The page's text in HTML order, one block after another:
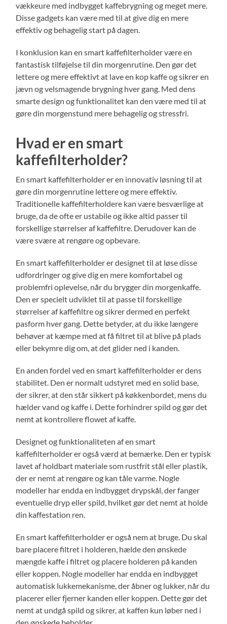
vækkeure med indbygget kaffebrygning og meget mere.
Disse gadgets kan være med til at give dig en mere
effektiv og behagelig start på dagen.
I konklusion kan en smart kaffefilterholder være en
fantastisk tilføjelse til din morgenrutine. Den gør det
lettere og mere effektivt at lave en kop kaffe og sikrer en
jævn og velsmagende brygning hver gang. Med dens
smarte design og funktionalitet kan den være med til at
gøre din morgenstund mere behagelig og stressfri.
Hvad er en smart
kaffefilterholder?
En smart kaffefilterholder er en innovativ løsning til at
gøre din morgenrutine lettere og mere effektiv.
Traditionelle kaffefilterholdere kan være besværlige at
bruge, da de ofte er ustabile og ikke altid passer til
forskellige størrelser af kaffefiltre. Derudover kan de
være svære at rengøre og opbevare.
En smart kaffefilterholder er designet til at løse disse
udfordringer og give dig en mere komfortabel og
problemfri oplevelse, når du brygger din morgenkaffe.
Den er specielt udviklet til at passe til forskellige
størrelser af kaffefiltre og sikrer dermed en perfekt
pasform hver gang. Dette betyder, at du ikke længere
behøver at kæmpe med at få filtret til at blive på plads
eller bekymre dig om, at det glider ned i kanden.
En anden fordel ved en smart kaffefilterholder er dens
stabilitet. Den er normalt udstyret med en solid base,
der sikrer, at den står sikkert på køkkenbordet, mens du
hælder vand og kaffe i. Dette forhindrer spild og gør det
nemt at kontrollere flowet af kaffe.
Designet og funktionaliteten af en smart
kaffefilterholder er også værd at bemærke. Den er typisk
lavet af holdbart materiale som rustfrit stål eller plastik,
der er nemt at rengøre og kan tåle varme. Nogle
modeller har endda en indbygget drypskål, der fanger
eventuelle dryp eller spild, hvilket gør det nemt at holde
din kaffestation ren.
En smart kaffefilterholder er også nem at bruge. Du skal
bare placere filtret i holderen, hælde den ønskede
mængde kaffe i filtret og placere holderen på kanden
eller koppen. Nogle modeller har endda en indbygget
automatisk lukkemekanisme, der åbner og lukker, når du
placerer eller fjerner kanden eller koppen. Dette gør det
nemt at undgå spild og sikrer, at kaffen kun løber ned i